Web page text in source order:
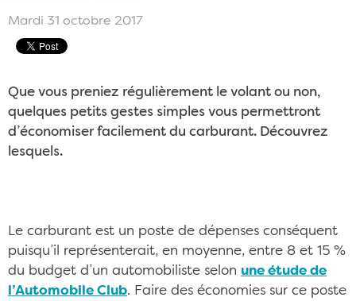
Mardi 31 octobre 2017
Que vous preniez régulièrement le volant ou non,
quelques petits gestes simples vous permettront
d’économiser facilement du carburant. Découvrez
lesquels.
Le carburant est un poste de dépenses conséquent
puisqu’il représenterait, en moyenne, entre 8 et 15 %
du budget d’un automobiliste selon une étude de
l’Automobile Club. Faire des économies sur ce poste